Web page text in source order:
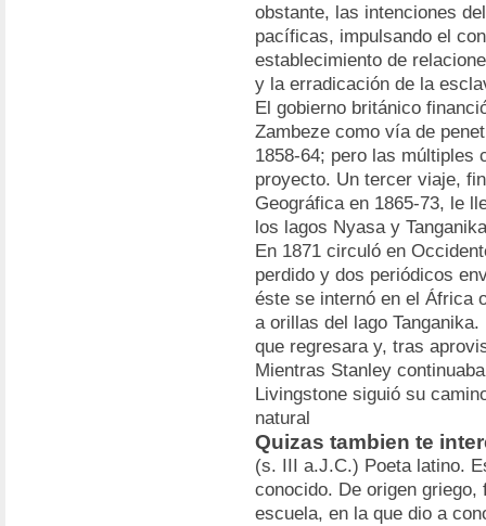
obstante, las intenciones
pacíficas, impulsando el
establecimiento de
y la erradicación de la
El gobierno británico
Zambeze como vía de
1858-64; pero las múltiples
proyecto. Un tercer viaje,
Geográfica en 1865-73, le
los lagos Nyasa y
En 1871 circuló en
perdido y dos periódicos
éste se internó en el África
a orillas del lago
que regresara y, tras
Mientras Stanley
Livingstone siguió su
natural
Quizas tambien te
(s. III a.J.C.) Poeta latino.
conocido. De origen
escuela, en la que dio a